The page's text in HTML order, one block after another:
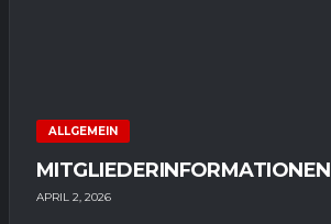
ALLGEMEIN
MITGLIEDERINFORMATIONEN
APRIL 2, 2026